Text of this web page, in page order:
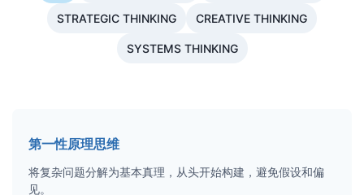
STRATEGIC THINKING CREATIVE THINKING
SYSTEMS THINKING
第一性原理思维
将复杂问题分解为基本真理，从头开始构建，避免假设和偏
见。